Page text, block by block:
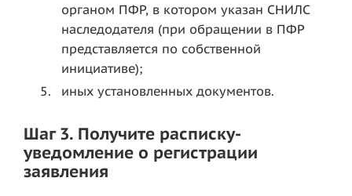
органом ПФР, в котором указан СНИЛС
наследодателя (при обращении в ПФР
представляется по собственной
инициативе);
иных установленных документов.
Шаг 3. Получите расписку-
уведомление о регистрации
заявления